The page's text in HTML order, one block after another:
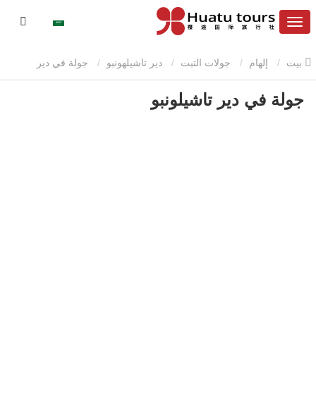
إلهام جولات التبت دير تاشيلهونبو جولة في دير
تاشيلونبو
جولة في دير تاشيلونبو